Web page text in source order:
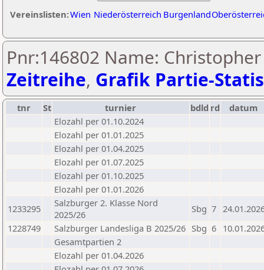
Vereinslisten:Wien Niederösterreich Burgenland
Pnr:146802 Name:
Zeitreihe, Grafik Partie-
tnr St turnier bdld rd
datum
Elozahl per 01.10.2024
Elozahl per 01.01.2025
Elozahl per 01.04.2025
Elozahl per 01.07.2025
Elozahl per 01.10.2025
Elozahl per 01.01.2026
1233295
Salzburger 2. Klasse Nord
2025/26
Sbg 7
1228749
Salzburger Landesliga B 2025/26 Sbg 6
Gesamtpartien 2
Elozahl per 01.04.2026